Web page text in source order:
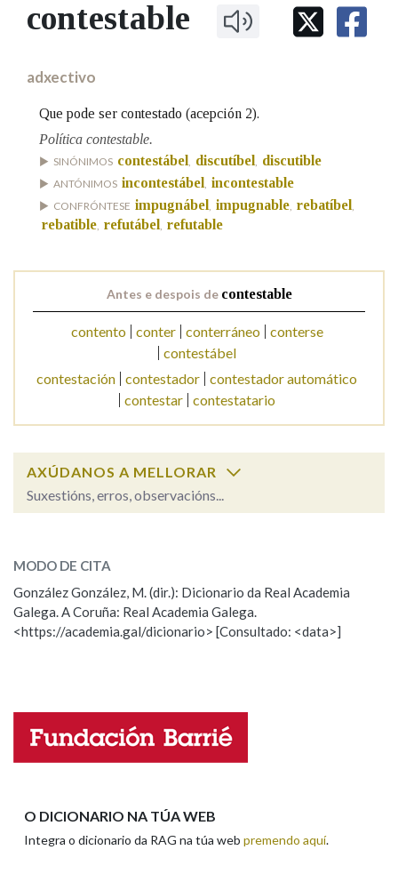
IDENTIDADE CORPORATIVA
MARCIAL DEL ADALID
FIGURAS HOMENAXEADAS
PRIMAVERA DAS LETRAS
Facebook
TwitterYoutubeInstagram
Bluesky
BUSCAR NOS LEMAS
Remata por
BUSCAR NO CONTIDO
Nas definicións
Nos exemplos
Marcas gramaticais
Pertence a
contestable
adxectivo
Que pode ser contestado (acepción 2).
Política contestable.
SINÓNIMOS contestábel discutíbel discutible
ANTÓNIMOS incontestábel incontestable
CONFRÓNTESE impugnábel impugnable rebatíbel
rebatible refutábel refutable
Antes e despois de contestable
contento conter conterráneo
conterse
contestábel
contestación contestador contestador automático
contestar
contestatario
AXÚDANOS A MELLORAR
Suxestións, erros, observacións...
ESCOLLE UNHA OPCIÓN:
Observación Hai un erro na palabra
Propoño mellorar a definición
Nome
MODO DE CITA
González González, M. (dir.): Dicionario da Real Academia
Galega. A Coruña: Real Academia Galega.
<https://academia.gal/dicionario> [Consultado: <data>]
O DICIONARIO NA TÚA WEB
Integra o dicionario da RAG na túa web premendo aquí.